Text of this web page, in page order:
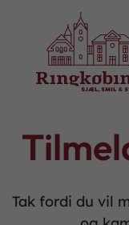
Tak fordi du vil